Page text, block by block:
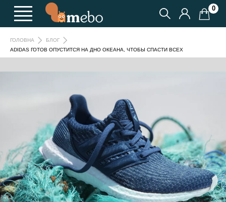
0
ГОЛОВНА
БЛОГ
ADIDAS ГОТОВ ОПУСТИТСЯ НА ДНО ОКЕАНА, ЧТОБЫ СПАСТИ ВСЕХ